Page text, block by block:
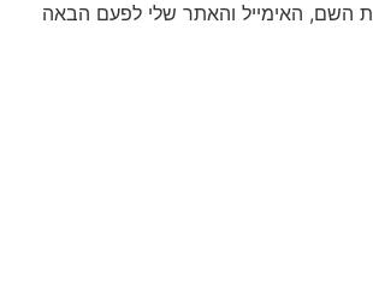
השם, האימייל והאתר שלי לפעם הבאה